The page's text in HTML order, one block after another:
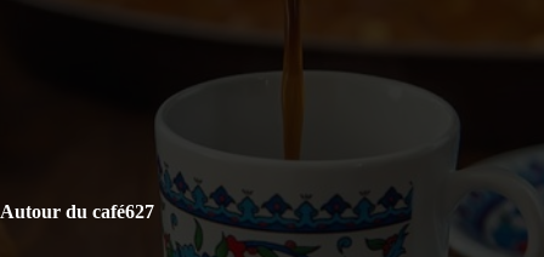
KRUPS Evidence Eco Design EA897B10 : Test Avis
CATÉGORIES POPULAIRES
Autour du café627